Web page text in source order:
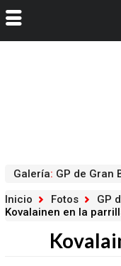
Galería: GP de Gran
Inicio
Fotos
GP
Kovalainen en la